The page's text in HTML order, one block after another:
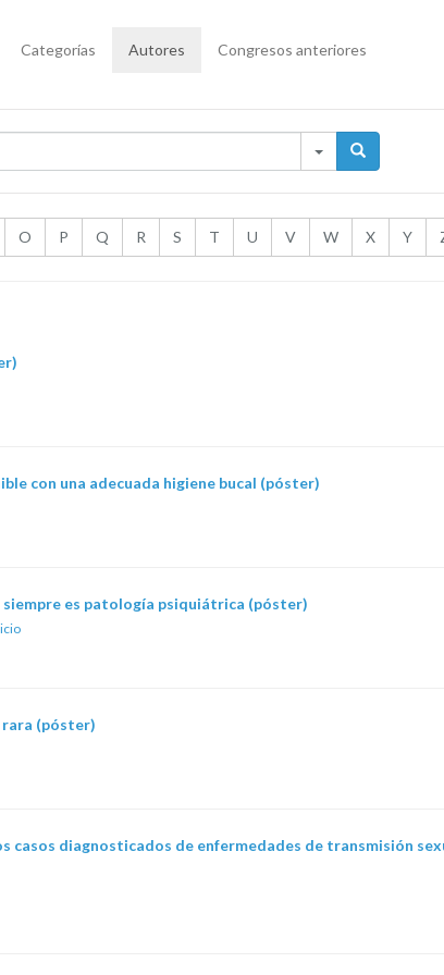
Categorías Autores Congresos anteriores
O P Q R S T U V W X Y
con una adecuada higiene bucal (póster)
siempre es patología psiquiátrica (póster)
rara (póster)
casos diagnosticados de enfermedades de transmisión